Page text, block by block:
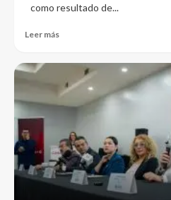
como resultado de...
Leer más